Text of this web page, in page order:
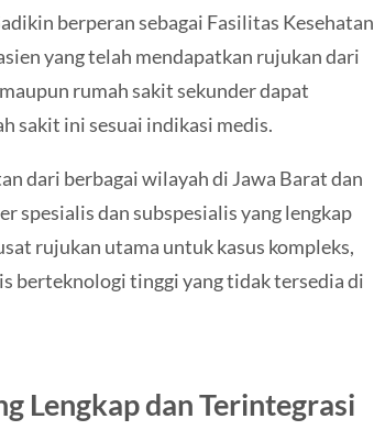
berperan sebagai Fasilitas Kesehatan
yang telah mendapatkan rujukan dari
rumah sakit sekunder dapat
sakit ini sesuai indikasi medis.
dari berbagai wilayah di Jawa Barat dan
spesialis dan subspesialis yang lengkap
rujukan utama untuk kasus kompleks,
berteknologi tinggi yang tidak tersedia di
Lengkap dan Terintegrasi